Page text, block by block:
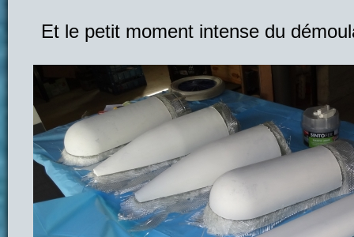
Et le petit moment intense du